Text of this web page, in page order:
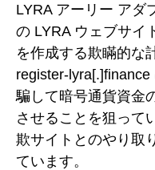
LYRA アーリー アダ
の LYRA ウェブサイ
を作成する欺瞞的な
register-
騙して暗号通貨資金
させることを狙って
欺サイトとのやり取
ています。